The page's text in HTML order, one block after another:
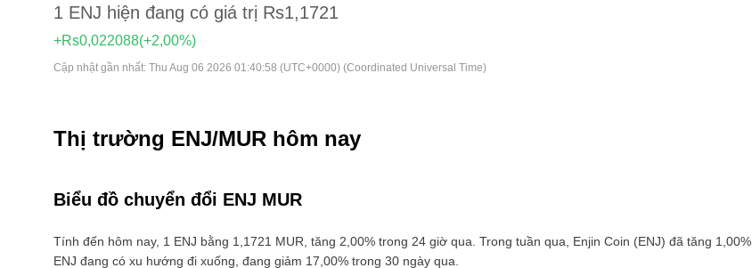
1 ENJ hiện đang có giá trị Rs1,1721
+Rs0,022088(+2,00%)
Cập nhật gần nhất: Thu Aug 06 2026 01:40:58 (UTC+0000) (Coordinated Universal Time)
Thị trường ENJ/MUR hôm nay
Biểu đồ chuyển đổi ENJ MUR
Tính đến hôm nay, 1 ENJ bằng 1,1721 MUR, tăng 2,00% trong 24 giờ qua. Trong tuần qua, Enjin Coin (ENJ) đã tăng 1,00%.
ENJ đang có xu hướng đi xuống, đang giảm 17,00% trong 30 ngày qua.